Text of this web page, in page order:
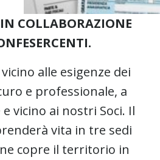
COLLABORAZIONE
alle esigenze dei
e professionale, a
vicino ai nostri Soci. Il
vita in tre sedi
copre il territorio in